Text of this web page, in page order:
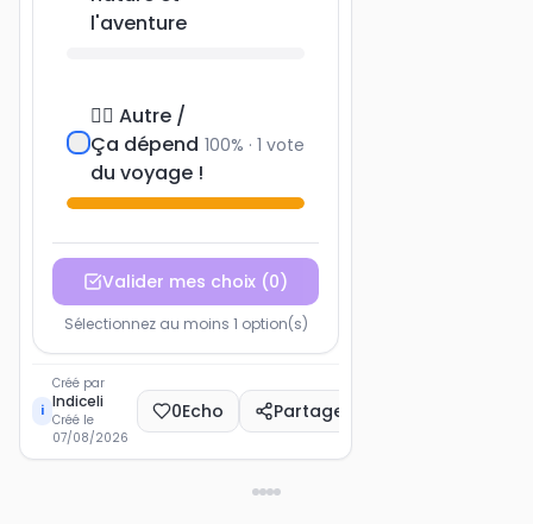
l'aventure
🤷‍♀️ Autre /
Ça dépend
du voyage !
100% · 1 vote
Valider mes choix (0)
Sélectionnez au moins 1 option(s)
i
Créé par
Indiceli
Créé le
07/08/2026
0Echo Partager